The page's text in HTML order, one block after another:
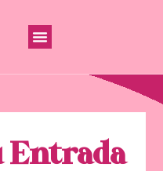
Entrada